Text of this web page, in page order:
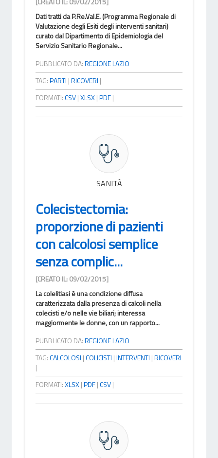
Dati tratti da P.Re.Val.E. (Programma Regionale di
Valutazione degli Esiti degli interventi sanitari)
curato dal Dipartimento di Epidemiologia del
Servizio Sanitario Regionale...
PUBBLICATO DA:REGIONE LAZIO
TAG:PARTI |RICOVERI |
FORMATI:CSV|XLSX|PDF|
SANITÀ
Colecistectomia:
proporzione di pazienti
con calcolosi semplice
senza complic...
[CREATO IL: 09/02/2015]
La colelitiasi è una condizione diffusa
caratterizzata dalla presenza di calcoli nella
colecisti e/o nelle vie biliari; interessa
maggiormente le donne, con un rapporto...
PUBBLICATO DA:REGIONE LAZIO
TAG:CALCOLOSI |COLICISTI |INTERVENTI |RICOVERI
|
FORMATI:XLSX|PDF|CSV|